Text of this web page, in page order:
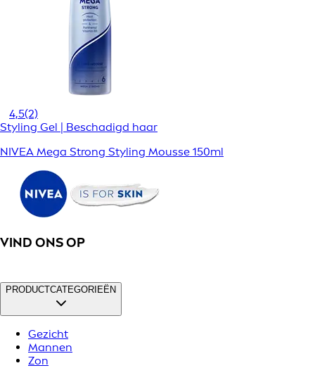
4,5(2)
Styling Gel | Beschadigd haar
NIVEA Mega Strong Styling Mousse 150ml
VIND ONS OP
PRODUCTCATEGORIEËN
Gezicht
Mannen
Zon